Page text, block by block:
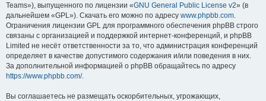
Teams»), выпущенного по лицензии «GNU General Public License v2» (в
дальнейшем «GPL»). Скачать его можно по адресу www.phpbb.com.
Ограничения лицензии GPL для программного обеспечения phpBB строго
связаны с организацией и поддержкой интернет-конференций, и phpBB
Limited не несёт ответственности за то, что администрация конференций
определяет в качестве допустимого содержания и/или поведения в них.
За дополнительной информацией о phpBB обращайтесь по адресу
https://www.phpbb.com/.
Вы соглашаетесь не размещать оскорбительных, угрожающих,